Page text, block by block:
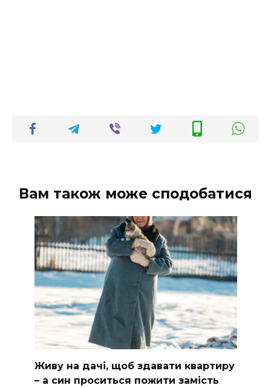
Вам також може сподобатися
Живу на дачі, щоб здавати квартиру
– а син проситься пожити замість